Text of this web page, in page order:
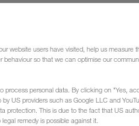
votre
website users have visited, help us measure
so that we can optimise our
process personal data. By clicking on "Yes,
US providers such as Google LLC and
protection. This is due to the fact that US
remedy is possible against it.